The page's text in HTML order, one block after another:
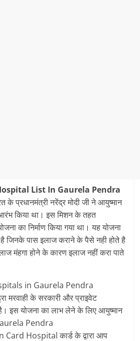
List In Gaurela Pendra
के प्रधानमंत्री नरेंद्र मोदी जी ने आयुष्‍मान
किया था। इस मिशन के तहत
का निर्माण किया गया था। यह योजना
जिनके पास इलाज कराने के पैसे नही होते है
मंहगा होने के कारण इलाज नहीं करा पाते
in Gaurela Pendra
मरवाही के सरकारी और प्राइवेट
इस योजना का लाभ लेने के लिए आयुष्‍मान
Pendra
Hospital कार्ड के द्वारा आप